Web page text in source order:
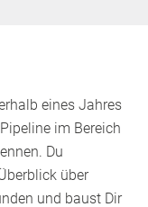
eines Jahres
im Bereich
Du
über
und baust Dir